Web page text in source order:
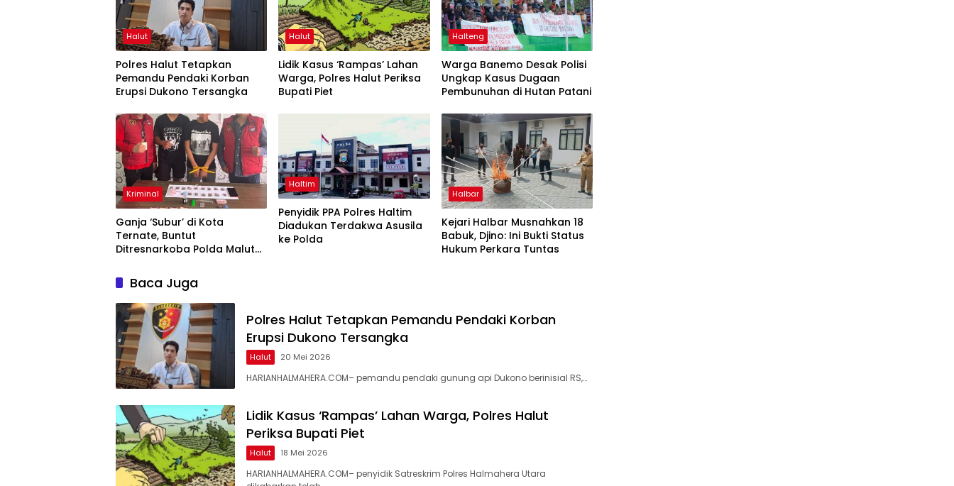
Halut
Polres Halut Tetapkan
Pemandu Pendaki Korban
Erupsi Dukono Tersangka
Halut
Lidik Kasus ‘Rampas’ Lahan
Warga, Polres Halut Periksa
Bupati Piet
Halteng
Warga Banemo Desak Polisi
Ungkap Kasus Dugaan
Pembunuhan di Hutan Patani
Kriminal
Ganja ‘Subur’ di Kota
Ternate, Buntut
Ditresnarkoba Polda Malut
Haltim
Penyidik PPA Polres Haltim
Diadukan Terdakwa Asusila
ke Polda
Halbar
Kejari Halbar Musnahkan 18
Babuk, Djino: Ini Bukti Status
Hukum Perkara Tuntas
Baca Juga
Polres Halut Tetapkan Pemandu Pendaki Korban
Erupsi Dukono Tersangka
Halut 20 Mei 2026
HARIANHALMAHERA.COM– pemandu pendaki gunung api Dukono berinisial RS,…
Lidik Kasus ‘Rampas’ Lahan Warga, Polres Halut
Periksa Bupati Piet
Halut 18 Mei 2026
HARIANHALMAHERA.COM– penyidik Satreskrim Polres Halmahera Utara